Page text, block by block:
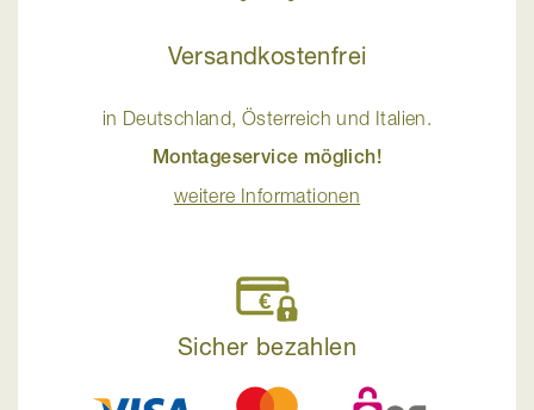
Versandkostenfrei
in Deutschland, Österreich und Italien.
Montageservice möglich!
weitere Informationen
Sicher bezahlen